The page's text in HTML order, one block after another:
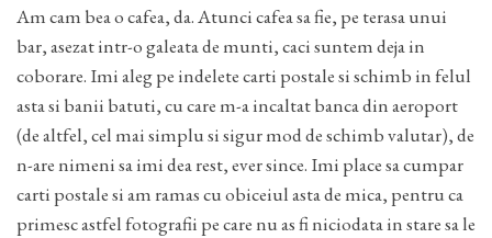
Am cam bea o cafea, da. Atunci cafea sa fie, pe terasa unui
bar, asezat intr-o galeata de munti, caci suntem deja in
coborare. Imi aleg pe indelete carti postale si schimb in felul
asta si banii batuti, cu care m-a incaltat banca din aeroport
(de altfel, cel mai simplu si sigur mod de schimb valutar), de
n-are nimeni sa imi dea rest, ever since. Imi place sa cumpar
carti postale si am ramas cu obiceiul asta de mica, pentru ca
primesc astfel fotografii pe care nu as fi niciodata in stare sa le